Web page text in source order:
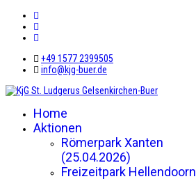
+49 1577 2399505
info@kjg-buer.de
Home
Aktionen
Römerpark Xanten
(25.04.2026)
Freizeitpark Hellendoorn